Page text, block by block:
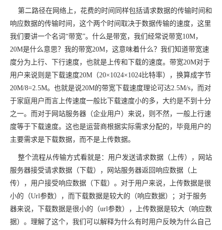
第二路径在网络上，花费的时间同样包括请求数据的传输时间和
响应数据的传输时间，这个两个时间取决于数据传输的速度，这里
我们要讲一个名词“带宽”。什么是带宽，我们经常说带宽10M，
20M是什么意思？我的带宽20M，这意味着什么？我们知道带宽速
度分为上行、下行速度，也就是上传和下载的速度。带宽20M对于
用户来说则是下载速度20M（20×1024×1024比特率），换算成字节
20M/8=2.5M。也就是说20M的带宽下载速度理论可达2.5M/s，而对
于家庭用户而言上传速度一般比下载速度小的多，大约是不到十分
之一。而对于网站服务器（企业用户）来说，则不然，一般上行速
度等于下载速度。这也是运营商根据实际需求分配的，毕竟用户的
主要需求是下载数据，而不是上传数据。
整个流程从传输方式看就是：用户发送请求数据（上传），网站
服务器接受请求数据（下载），网站服务器返回响应数据（上
传），用户接受响应数据（下载）。对于用户来说，上传数据是很
小的（Url参数），而下载数据是较大的（响应数据）；对于服务
器来说，下载数据是很小的（url参数），上传数据是较大（响应数
据）。理解了这个，我们可以解释为什么有时用户反映为什么自己